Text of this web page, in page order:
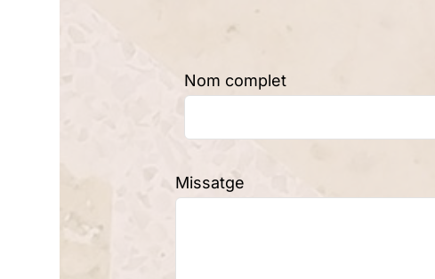
Nom complet
Missatge